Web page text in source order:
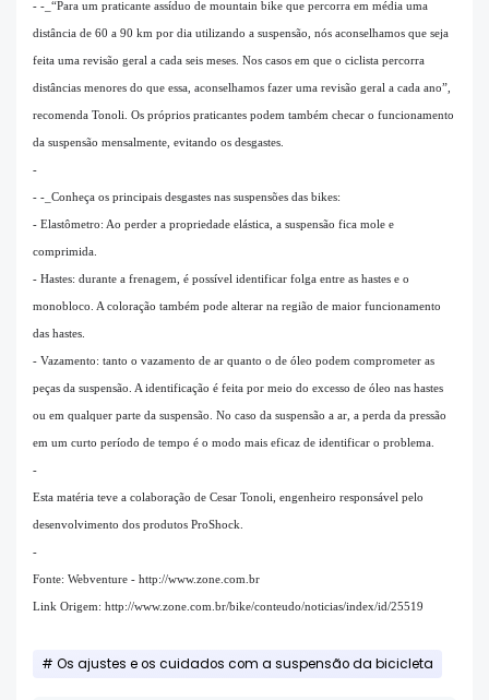
- -_“Para um praticante assíduo de mountain bike que percorra em média uma
distância de 60 a 90 km por dia utilizando a suspensão, nós aconselhamos que seja
feita uma revisão geral a cada seis meses. Nos casos em que o ciclista percorra
distâncias menores do que essa, aconselhamos fazer uma revisão geral a cada ano”,
recomenda Tonoli. Os próprios praticantes podem também checar o funcionamento
da suspensão mensalmente, evitando os desgastes.
-
- -_Conheça os principais desgastes nas suspensões das bikes:
- Elastômetro: Ao perder a propriedade elástica, a suspensão fica mole e
comprimida.
- Hastes: durante a frenagem, é possível identificar folga entre as hastes e o
monobloco. A coloração também pode alterar na região de maior funcionamento
das hastes.
- Vazamento: tanto o vazamento de ar quanto o de óleo podem comprometer as
peças da suspensão. A identificação é feita por meio do excesso de óleo nas hastes
ou em qualquer parte da suspensão. No caso da suspensão a ar, a perda da pressão
em um curto período de tempo é o modo mais eficaz de identificar o problema.
-
Esta matéria teve a colaboração de Cesar Tonoli, engenheiro responsável pelo
desenvolvimento dos produtos ProShock.
-
Fonte: Webventure - http://www.zone.com.br
Link Origem: http://www.zone.com.br/bike/conteudo/noticias/index/id/25519
Os ajustes e os cuidados com a suspensão da bicicleta